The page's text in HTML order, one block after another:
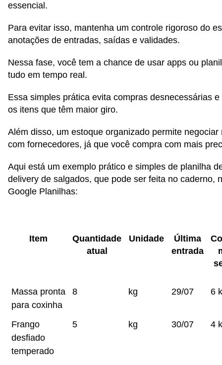
essencial.
Para evitar isso, mantenha um controle rigoroso do
anotações de entradas, saídas e validades.
Nessa fase, você tem a chance de usar apps ou
tudo em tempo real.
Essa simples prática evita compras desnecessárias
os itens que têm maior giro.
Além disso, um estoque organizado permite negociar
com fornecedores, já que você compra com mais
Aqui está um exemplo prático e simples de planilha
delivery de salgados, que pode ser feita no caderno,
Google Planilhas:
Item
Quantidade
atual
Unidade
Última
entrada
Massa pronta
para coxinha
8 kg 29/07 6
Frango
desfiado
temperado
5 kg 30/07 4